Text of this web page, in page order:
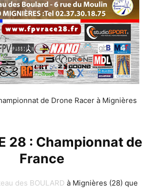
de Drone Racer à Mignières
28 : Championnat de
France
des BOULARD à Mignières (28) que